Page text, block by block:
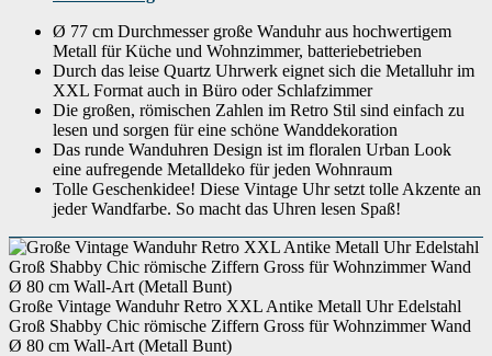
Ø 77 cm Durchmesser große Wanduhr aus hochwertigem
Metall für Küche und Wohnzimmer, batteriebetrieben
Durch das leise Quartz Uhrwerk eignet sich die Metalluhr im
XXL Format auch in Büro oder Schlafzimmer
Die großen, römischen Zahlen im Retro Stil sind einfach zu
lesen und sorgen für eine schöne Wanddekoration
Das runde Wanduhren Design ist im floralen Urban Look
eine aufregende Metalldeko für jeden Wohnraum
Tolle Geschenkidee! Diese Vintage Uhr setzt tolle Akzente an
jeder Wandfarbe. So macht das Uhren lesen Spaß!
Große Vintage Wanduhr Retro XXL Antike Metall Uhr Edelstahl
Groß Shabby Chic römische Ziffern Gross für Wohnzimmer Wand
Ø 80 cm Wall-Art (Metall Bunt)